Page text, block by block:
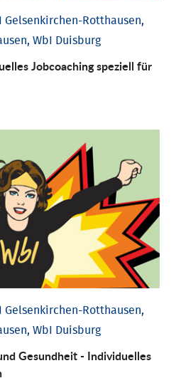
Gelsenkirchen-Rotthausen,
WbI Duisburg
Jobcoaching speziell für
Gelsenkirchen-Rotthausen,
WbI Duisburg
Gesund­heit - Individu­elles